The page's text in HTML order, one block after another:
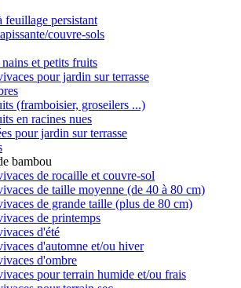
feuillage persistant
couvre-sols
et petits fruits
pour jardin sur terrasse
(framboisier, groseilers ...)
en racines nues
pour jardin sur terrasse
de rocaille et couvre-sol
de taille moyenne (de 40 à 80 cm)
de grande taille (plus de 80 cm)
de printemps
d'été
d'automne et/ou hiver
d'ombre
pour terrain humide et/ou frais